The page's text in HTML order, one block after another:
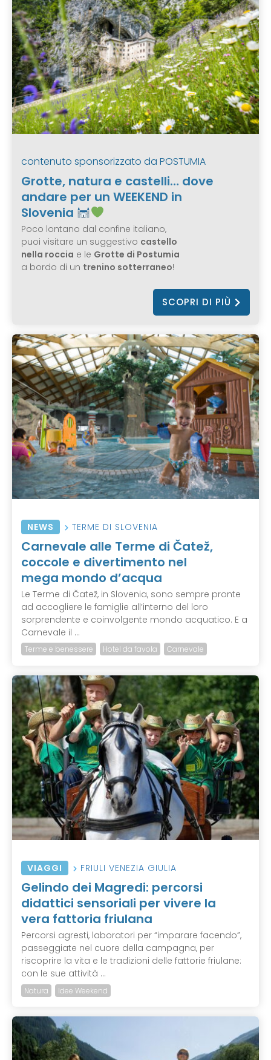
contenuto sponsorizzato da POSTUMIA
Grotte, natura e castelli… dove
andare per un WEEKEND in
Slovenia
Poco lontano dal confine italiano,
puoi visitare un suggestivo castello
nella roccia e le Grotte di Postumia
a bordo di un trenino sotterraneo!
SCOPRI DI PIÙ
NEWS TERME DI SLOVENIA
Carnevale alle Terme di Čatež,
coccole e divertimento nel
mega mondo d’acqua
Le Terme di Čatež, in Slovenia, sono sempre pronte
ad accogliere le famiglie all’interno del loro
sorprendente e coinvolgente mondo acquatico. E a
Carnevale il ...
Terme e benessere Hotel da favola Carnevale
VIAGGI FRIULI VENEZIA GIULIA
Gelindo dei Magredi: percorsi
didattici sensoriali per vivere la
vera fattoria friulana
Percorsi agresti, laboratori per “imparare facendo”,
passeggiate nel cuore della campagna, per
riscoprire la vita e le tradizioni delle fattorie friulane:
con le sue attività ...
Natura Idee Weekend